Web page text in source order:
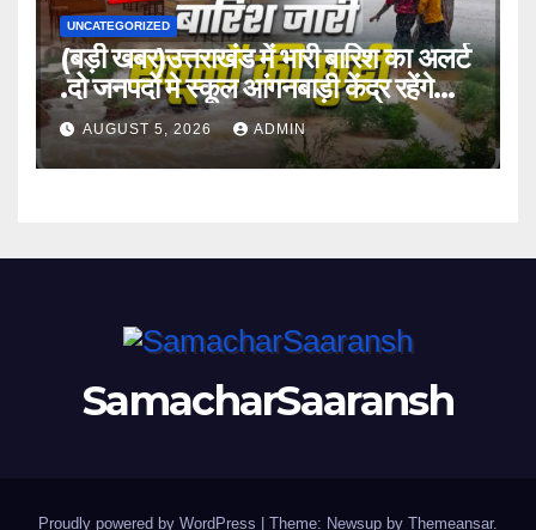
UNCATEGORIZED
(बड़ी खबर)उत्तराखंड में भारी बारिश का अलर्ट
.दो जनपदों मे स्कूल आंगनबाड़ी केंद्र रहेंगे
बंद।AUGUST 5, 2026 ADMIN
SamacharSaaransh
Proudly powered by WordPress | Theme: Newsup by Themeansar.